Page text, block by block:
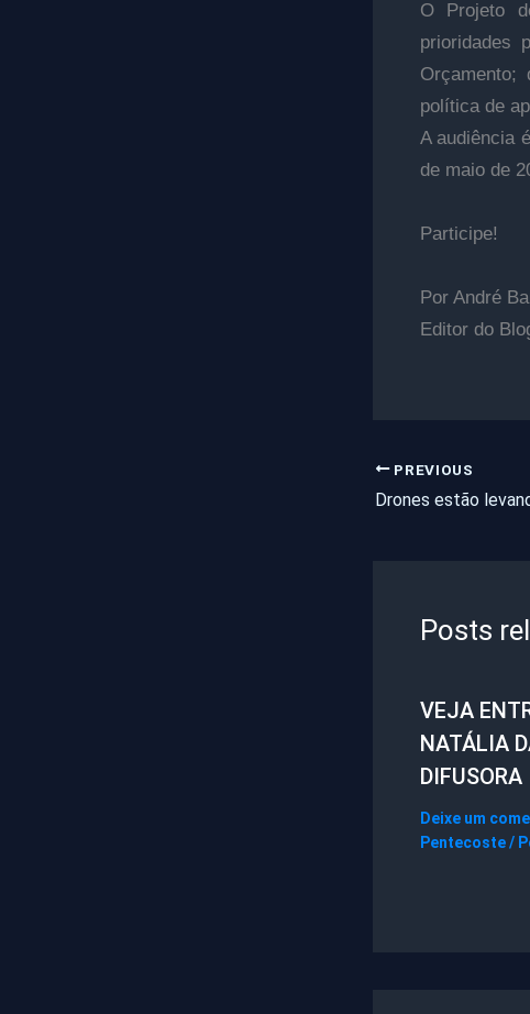
O Projeto
prioridades
política de
A audiência
de maio de
Participe!
Por André
Editor do
PREVIOUS
Posts
VEJA
NATÁLIA
DIFUSORA
Deixe um
Pentecoste/